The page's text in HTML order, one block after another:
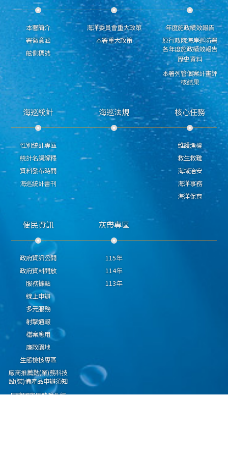
本署簡介
署徽意涵
舷側標誌
海洋委員會重大政策
本署重大政策
年度施政績效報告
原行政院海岸巡防署
各年度施政績效報告
歷史資料
本署列管個案計畫評
核結果
海巡統計
性別統計專區
統計名詞解釋
資料發布時間
海巡統計書刊
海巡法規 核心任務
維護漁權
救生救難
海域治安
海洋事務
海洋保育
便民資訊
政府資訊公開
政府資料開放
服務據點
線上申辦
多元服務
射擊通報
檔案應用
廉政園地
生態檢核專區
廠商推薦勤(業)務科技
設(裝)備產品申辦須知
因應國際情勢強化經
灰帶專區
115年
114年
113年